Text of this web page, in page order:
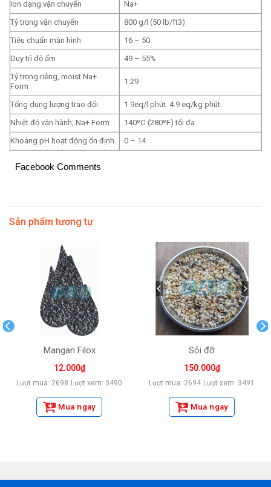
Ion dạng vận chuyển
Na+
Tỷ trọng vận chuyển
800 g/l (50 lb/ft3)
Tiêu chuẩn màn hình
16 – 50
Duy trì độ ẩm
49 – 55%
Tỷ trọng riêng, moist Na+
Form
1.29
Tổng dung lượng trao đổi
1.9eq/l phút. 4.9 eq/kg phút.
Nhiệt độ vận hành, Na+ Form
140ºC (280ºF) tối đa
Khoảng pH hoạt động ổn định
0 – 14
Facebook Comments
Sản phẩm tương tự
Mangan Filox
12.000₫
Lượt mua: 2698 Lượt xem: 3490
Mua ngay
Sỏi đỡ
150.000₫
Lượt mua: 2694 Lượt xem: 3491
Mua ngay